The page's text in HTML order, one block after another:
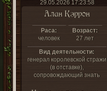
29.05.2026 17:23:58
Алан Кэррон
Раса:
человек
Возраст:
27 лет
Вид деятельности:
генерал королевской стражи
(в отставке),
сопровождающий знать